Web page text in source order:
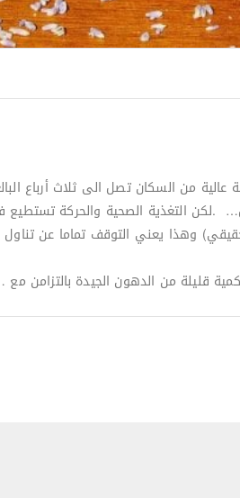
من السكان تصل الى ثلاث أرباع
.لكن التغذية الصحية والحركة
وهذا يعني التوقف تماما عن تناول
قليلة من الدهون الجيدة بالتزامن